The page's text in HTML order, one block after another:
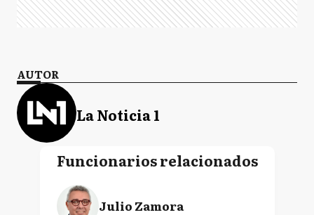
AUTOR
La Noticia 1
Funcionarios relacionados
Julio Zamora